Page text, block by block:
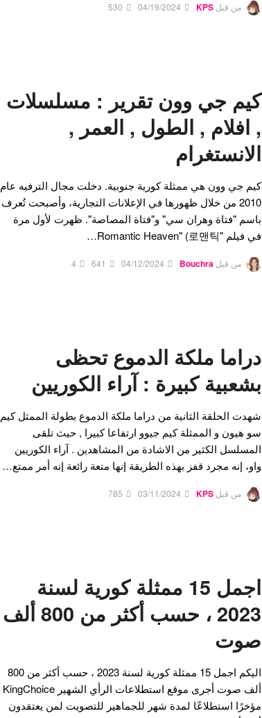
من قبل KPS
04/19/2024
530
كيم جي وون تقرير : مسلسلات
, افلام , الطول , العمر ,
الانستغرام
كيم جي وون هي ممثلة كورية جنوبية. دخلت مجال الترفيه عام
2010 من خلال ظهورها في الإعلانات التجارية، وأصبحت تُعرف
باسم "فتاة وهران سي" و"فتاة المصاصة". ظهرت لأول مرة
في فيلم "Romantic Heaven" (로맨틱…
من قبل Bouchra
04/12/2024
641
4
دراما ملكة الدموع تحظى
بشعبية كبيرة : آراء الكوريين
شهدت الحلقة الثانية من دراما ملكة الدموع بطولة الممثل كيم
سو هيون و الممثلة كيم جيوو ارتفاعا كبيرا , حيث تلقى
المسلسل الكثير من الاشادة من المشاهدين . آراء الكوريين
واو، إنه مجرد قفز بهذه الطريقة إنها متعة رائعة إنه أمر ممتع…
من قبل KPS
03/11/2024
785
اجمل 15 ممثلة كورية لسنة
2023 ، حسب أكثر من 800 ألف
صوت
اليكم اجمل 15 ممثلة كورية لسنة 2023 ، حسب أكثر من 800
ألف صوت أجرى موقع استطلاعات الرأي الشهير KingChoice
مؤخرًا استطلاعًا لمدة شهر للجماهير للتصويت لمن يعتقدون